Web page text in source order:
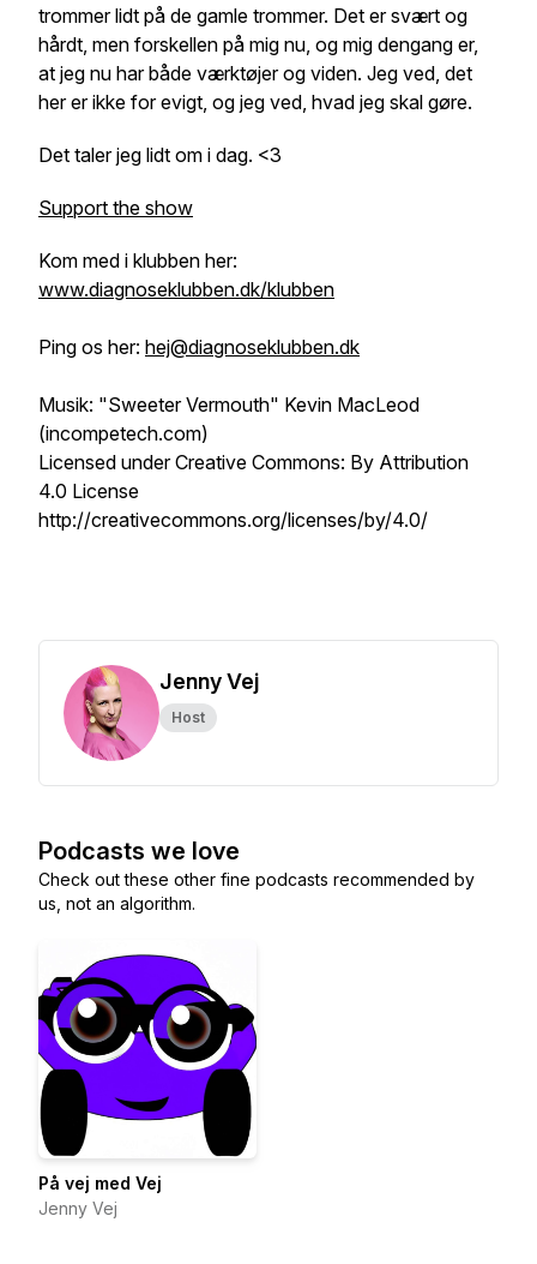
trommer lidt på de gamle trommer. Det er svært og
hårdt, men forskellen på mig nu, og mig dengang er,
at jeg nu har både værktøjer og viden. Jeg ved, det
her er ikke for evigt, og jeg ved, hvad jeg skal gøre.
Det taler jeg lidt om i dag. <3
Support the show
Kom med i klubben her:
www.diagnoseklubben.dk/klubben
Ping os her: hej@diagnoseklubben.dk
Musik: "Sweeter Vermouth" Kevin MacLeod
(incompetech.com)
Licensed under Creative Commons: By Attribution
4.0 License
http://creativecommons.org/licenses/by/4.0/
Jenny Vej
Host
Podcasts we love
Check out these other fine podcasts recommended by
us, not an algorithm.
På vej med Vej
Jenny Vej